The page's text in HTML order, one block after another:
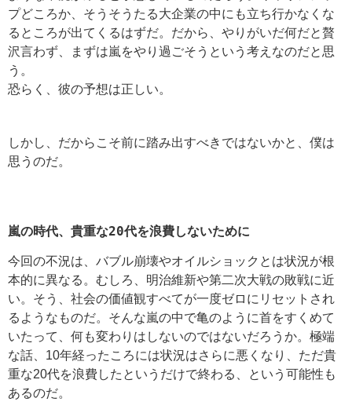
プどころか、そうそうたる大企業の中にも立ち行かなくな
るところが出てくるはずだ。だから、やりがいだ何だと贅
沢言わず、まずは嵐をやり過ごそうという考えなのだと思
う。
恐らく、彼の予想は正しい。
しかし、だからこそ前に踏み出すべきではないかと、僕は
思うのだ。
嵐の時代、貴重な20代を浪費しないために
今回の不況は、バブル崩壊やオイルショックとは状況が根
本的に異なる。むしろ、明治維新や第二次大戦の敗戦に近
い。そう、社会の価値観すべてが一度ゼロにリセットされ
るようなものだ。そんな嵐の中で亀のように首をすくめて
いたって、何も変わりはしないのではないだろうか。極端
な話、10年経ったころには状況はさらに悪くなり、ただ貴
重な20代を浪費したというだけで終わる、という可能性も
あるのだ。